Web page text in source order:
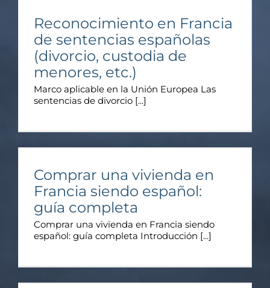
Reconocimiento en Francia
de sentencias españolas
(divorcio, custodia de
menores, etc.)
Marco aplicable en la Unión Europea Las
sentencias de divorcio [...]
Comprar una vivienda en
Francia siendo español:
guía completa
Comprar una vivienda en Francia siendo
español: guía completa Introducción [...]